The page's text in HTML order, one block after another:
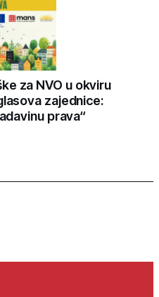
za NVO u okviru
zajednice:
prava“